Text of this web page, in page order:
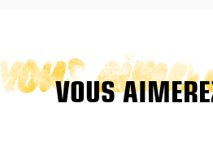
VOUS
vous